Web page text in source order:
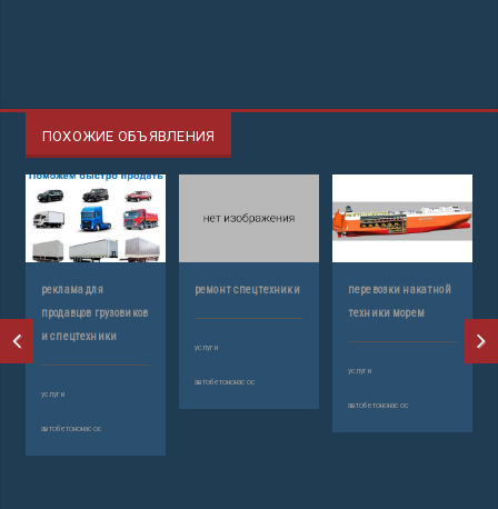
ПОХОЖИЕ ОБЪЯВЛЕНИЯ
реклама для
продавцов грузовиков
и спецтехники
услуги
автобетононасос
ремонт спецтехники
услуги
автобетононасос
перевозки накатной
техники морем
услуги
автобетононасос